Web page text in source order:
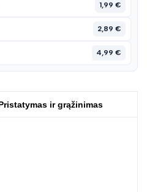
1,99 €
2,89 €
4,99 €
ir grąžinimas